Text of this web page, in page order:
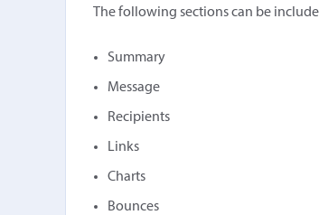
The following sections can be
Summary
Message
Recipients
Links
Charts
Bounces